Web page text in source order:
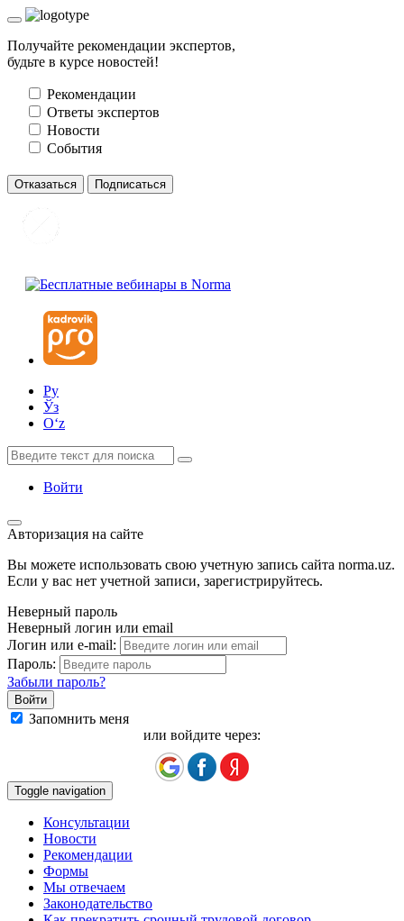
Получайте рекомендации экспертов,
будьте в курсе новостей!
Рекомендации
Ответы экспертов
Новости
События
Отказаться Подписаться
Ру
Ўз
Oʻz
Войти
Авторизация на сайте
Вы можете использовать свою учетную запись сайта norma.uz.
Если у вас нет учетной записи, зарегистрируйтесь.
Неверный пароль
Неверный логин или email
Логин или e-mail:
Пароль:
Забыли пароль?
Запомнить меня
или войдите через:
Toggle navigation
Консультации
Новости
Рекомендации
Формы
Мы отвечаем
Законодательство